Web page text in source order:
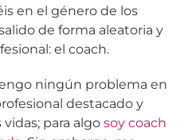
en el género de los
de forma aleatoria y
el coach.
ningún problema en
destacado y
para algo soy coach